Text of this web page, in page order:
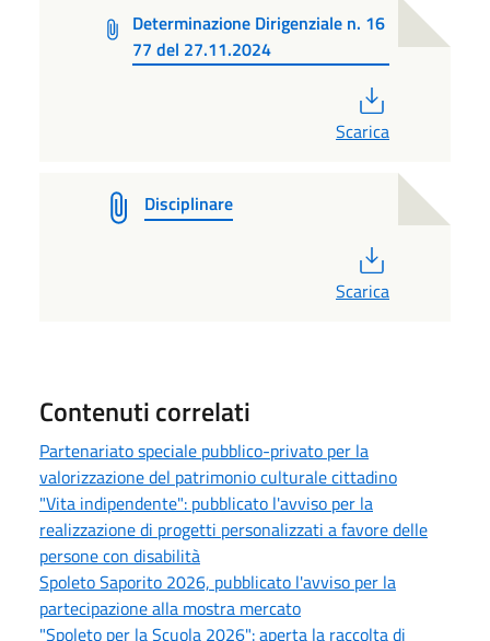
Determinazione Dirigenziale n. 16
77 del 27.11.2024
Scarica
Disciplinare
Scarica
Contenuti correlati
Partenariato speciale pubblico-privato per la
valorizzazione del patrimonio culturale cittadino
"Vita indipendente": pubblicato l'avviso per la
realizzazione di progetti personalizzati a favore delle
persone con disabilità
Spoleto Saporito 2026, pubblicato l'avviso per la
partecipazione alla mostra mercato
"Spoleto per la Scuola 2026": aperta la raccolta di